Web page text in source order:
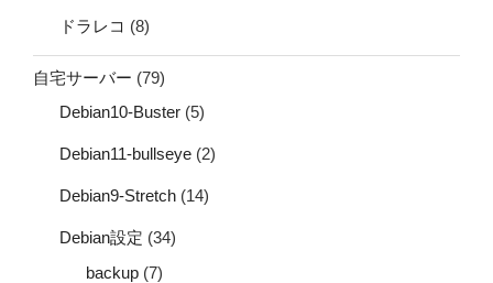
ドラレコ (8)
自宅サーバー (79)
Debian10-Buster (5)
Debian11-bullseye (2)
Debian9-Stretch (14)
Debian設定 (34)
backup (7)